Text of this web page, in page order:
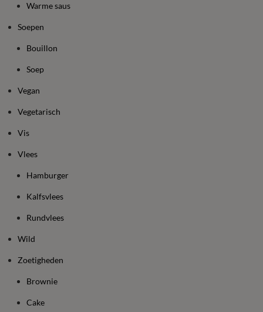
Warme saus
Soepen
Bouillon
Soep
Vegan
Vegetarisch
Vis
Vlees
Hamburger
Kalfsvlees
Rundvlees
Wild
Zoetigheden
Brownie
Cake